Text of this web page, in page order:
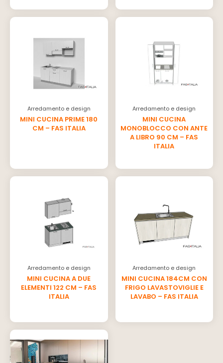
Arredamento e design
MINI CUCINA PRIME 180
CM – FAS ITALIA
Arredamento e design
MINI CUCINA
MONOBLOCCO CON ANTE
A LIBRO 90 CM – FAS
ITALIA
Arredamento e design
MINI CUCINA A DUE
ELEMENTI 122 CM – FAS
ITALIA
Arredamento e design
MINI CUCINA 184CM CON
FRIGO LAVASTOVIGLIE E
LAVABO – FAS ITALIA